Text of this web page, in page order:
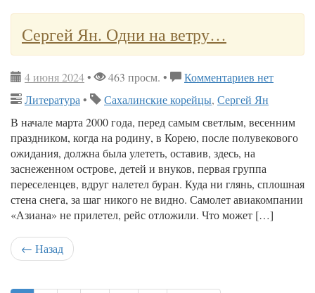
Сергей Ян. Одни на ветру…
4 июня 2024• 463 просм. •
Комментариев нет
Литература• Сахалинские корейцы, Сергей Ян
В начале марта 2000 года, перед самым светлым, весенним
праздником, когда на родину, в Корею, после полувекового
ожидания, должна была улететь, оставив, здесь, на
заснеженном острове, детей и внуков, первая группа
переселенцев, вдруг налетел буран. Куда ни глянь, сплошная
стена снега, за шаг никого не видно. Самолет авиакомпании
«Азиана» не прилетел, рейс отложили. Что может […]
← Назад